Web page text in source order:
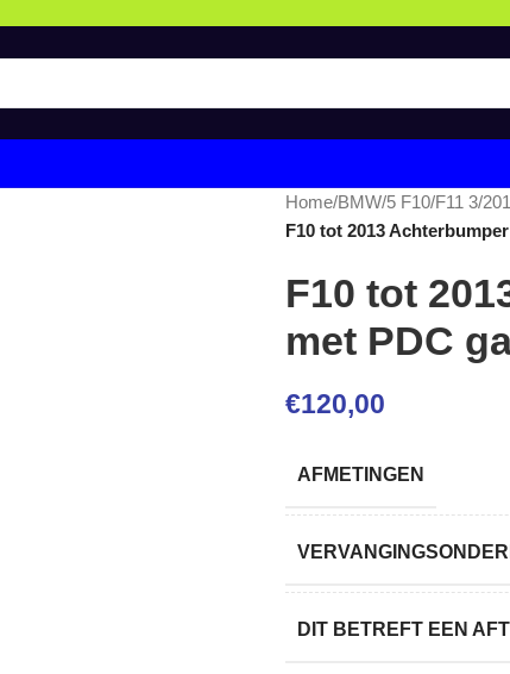
Home/BMW/5 F10/F11 3/
F10 tot 2013
F10 tot
met PDC
€120,00
AFMETINGEN
DIT BETREFT EEN